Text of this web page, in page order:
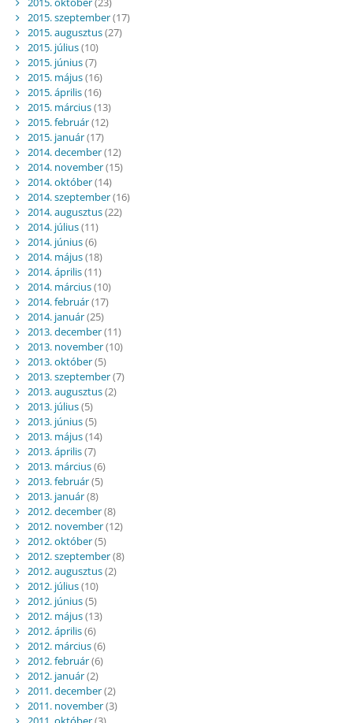
2015. szeptember(17)
2015. augusztus(27)
2015. július(10)
2015. június(7)
2015. május(16)
2015. április(16)
2015. március(13)
2015. február(12)
2015. január(17)
2014. december(12)
2014. november(15)
2014. október(14)
2014. szeptember(16)
2014. augusztus(22)
2014. július(11)
2014. június(6)
2014. május(18)
2014. április(11)
2014. március(10)
2014. február(17)
2014. január(25)
2013. december(11)
2013. november(10)
2013. október(5)
2013. szeptember(7)
2013. augusztus(2)
2013. július(5)
2013. június(5)
2013. május(14)
2013. április(7)
2013. március(6)
2013. február(5)
2013. január(8)
2012. december(8)
2012. november(12)
2012. október(5)
2012. szeptember(8)
2012. augusztus(2)
2012. július(10)
2012. június(5)
2012. május(13)
2012. április(6)
2012. március(6)
2012. február(6)
2012. január(2)
2011. december(2)
2011. november(3)